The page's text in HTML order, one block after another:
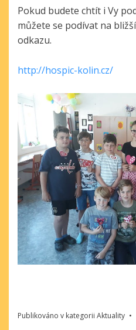
Pokud budete chtít i Vy
můžete se podívat na
odkazu.
http://hospic-kolin.cz/
Publikováno v kategorii Aktuality